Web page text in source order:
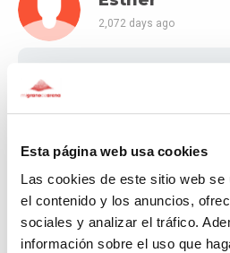
Esta página web usa cookies
Las cookies de este sitio web se
el contenido y los anuncios,
sociales y analizar el tráfico.
información sobre el uso que
2,072 days ago
Desi
2,073 days ago
Master class virtual